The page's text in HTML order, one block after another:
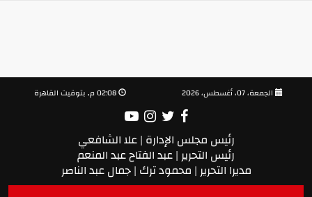
02:08 م, بتوقيت القاهرة
رئيس مجلس الإدارة | علا الشافعي
رئيس التحرير | عبد الفتاح عبد المنعم
مديرا التحرير | محمود ترك | جمال عبد الناصر